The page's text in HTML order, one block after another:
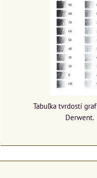
Tabuľka tvrdostí
Derwent.